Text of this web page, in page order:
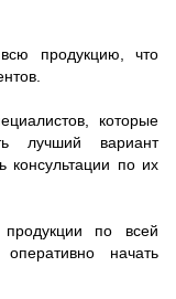
продукцию, что
которые
лучший вариант
консультации по их
по всей
начать